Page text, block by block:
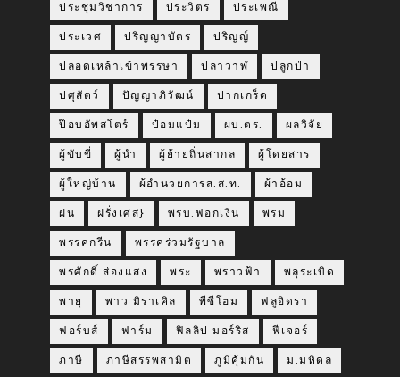
ประชุมวิชาการ ประวิตร ประเพณี
ประเวศ ปริญญาบัตร ปริญญ์
ปลอดเหล้าเข้าพรรษา ปลาวาฬ ปลูกป่า
ปศุสัตว์ ปัญญาภิวัฒน์ ปากเกร็ด
ป๊อบอัพสโตร์ ป๋อมแป๋ม ผบ.ตร. ผลวิจัย
ผู้ขับขี่ ผู้นำ ผู้ย้ายถิ่นสากล ผู้โดยสาร
ผู้ใหญ่บ้าน ผ้อำนวยการส.ส.ท. ผ้าอ้อม
ฝน ฝรั่งเศส} พรบ.ฟอกเงิน พรม
พรรคกรีน พรรคร่วมรัฐบาล
พรศักดิ์ ส่องแสง พระ พราวฟ้า พลุระเบิด
พายุ พาว มิราเคิล พีซีโฮม ฟลูอิดรา
ฟอร์บส์ ฟาร์ม ฟิลลิป มอร์ริส ฟีเจอร์
ภาษี ภาษีสรรพสามิต ภูมิคุ้มกัน ม.มหิดล